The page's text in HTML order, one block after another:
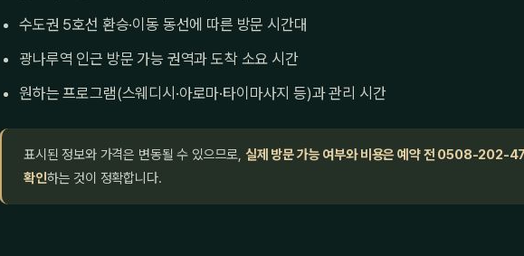
수도권 5호선 환승·이동 동선에 따른 방문 시간대
광나루역 인근 방문 가능 권역과 도착 소요 시간
원하는 프로그램(스웨디시·아로마·타이마사지 등)과 관리 시간
표시된 정보와 가격은 변동될 수 있으므로, 실제 방문 가능 여부와 비용은 예약 전 0508-202-
확인하는 것이 정확합니다.